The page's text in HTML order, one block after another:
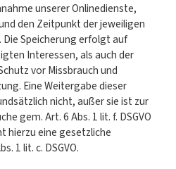
unserer Onlinedienste,
den Zeitpunkt der jeweiligen
Speicherung erfolgt auf
Interessen, als auch der
vor Missbrauch und
Eine Weitergabe dieser
nicht, außer sie ist zur
gem. Art. 6 Abs. 1 lit. f. DSGVO
hierzu eine gesetzliche
1 lit. c. DSGVO.